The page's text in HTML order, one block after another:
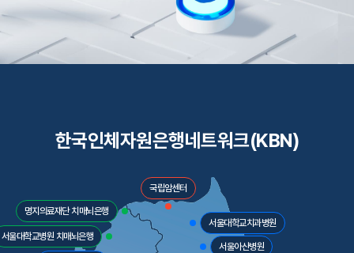
한국인체자원은행네트워크(KBN)
국립암센터
서울대학교치과병원
서울아산병원
서울대학교병원 치매뇌은행
명지의료재단 치매뇌은행